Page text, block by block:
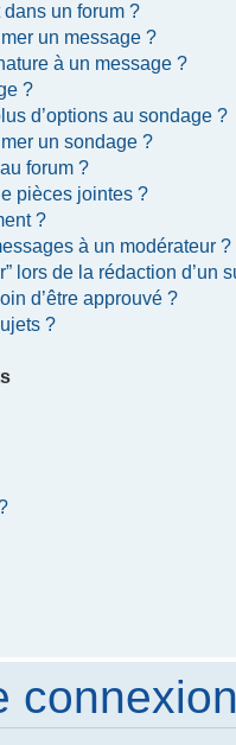
un forum ?
un message ?
à un message ?
?
d’options au sondage ?
un sondage ?
forum ?
pièces jointes ?
?
à un modérateur ?
lors de la rédaction d’un
d’être approuvé ?
?